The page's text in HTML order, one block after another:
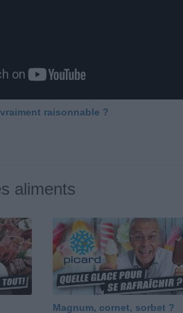
raisonnable ?
aliments
Magnum, cornet, sorbet ?